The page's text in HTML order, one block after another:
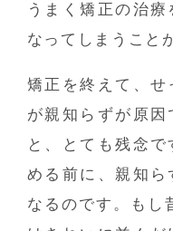
うまく矯正の治
なってしまうこと
矯正を終えて、せ
が親知らずが原
と、とても残念
める前に、親知ら
なるのです。もし